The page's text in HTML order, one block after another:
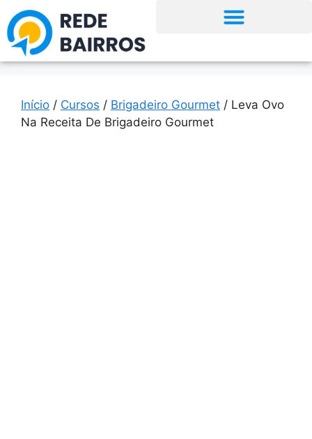
Início / Cursos / Brigadeiro Gourmet / Leva Ovo
Na Receita De Brigadeiro Gourmet